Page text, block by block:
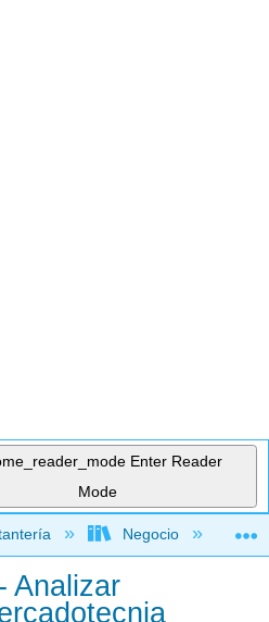
Enter Reader
Mode
jerarquía global
Negocio
Analizar